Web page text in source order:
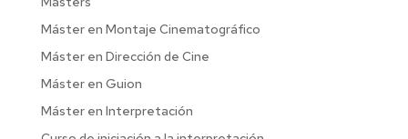
Máster en Montaje Cinematográfico
Máster en Dirección de Cine
Máster en Guion
Máster en Interpretación